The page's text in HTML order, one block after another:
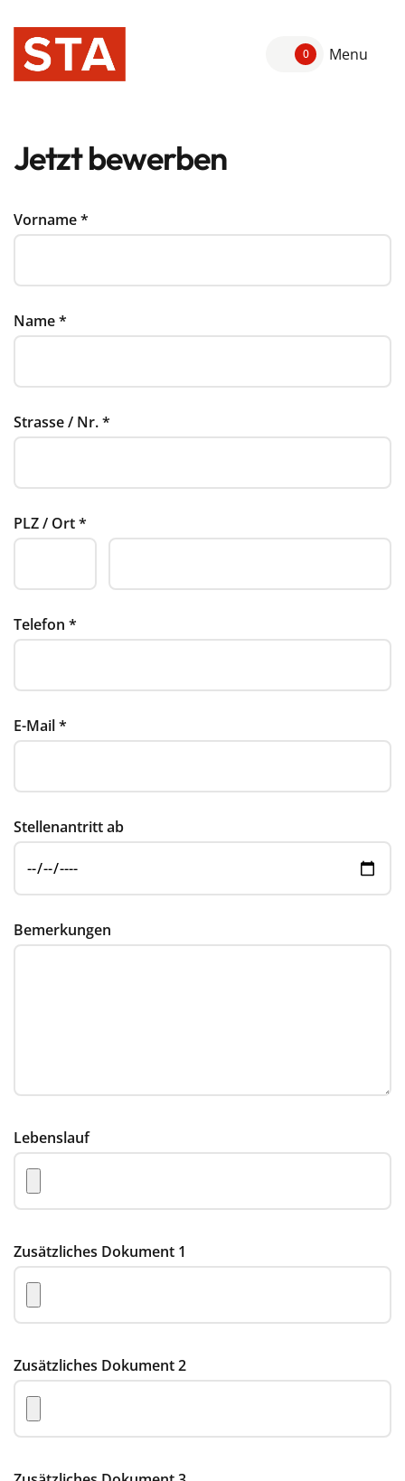
0 Menu
Jetzt bewerben
Vorname*
Name*
Strasse / Nr.*
PLZ / Ort*
Telefon *
E-Mail*
Stellenantritt ab
Bemerkungen
Lebenslauf
Zusätzliches Dokument 1
Zusätzliches Dokument 2